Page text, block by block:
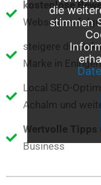
kostenlose
Webseite
steigere die
Marke in
Local SEO-
Achalm und
Wertvolle Tipps
Business
die
stimmen